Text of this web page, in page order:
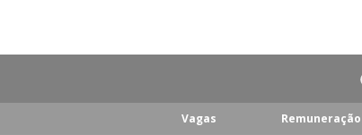
Vagas Remuneração